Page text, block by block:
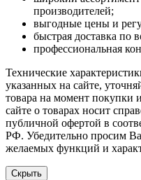
производителей;
выгодные цены и
быстрая доставка по
профессиональная
Технические
указанных на сайте,
товара на момент покупки
сайте о товарах носит
публичной офертой в
РФ. Убедительно просим
желаемых функций и
Скрыть